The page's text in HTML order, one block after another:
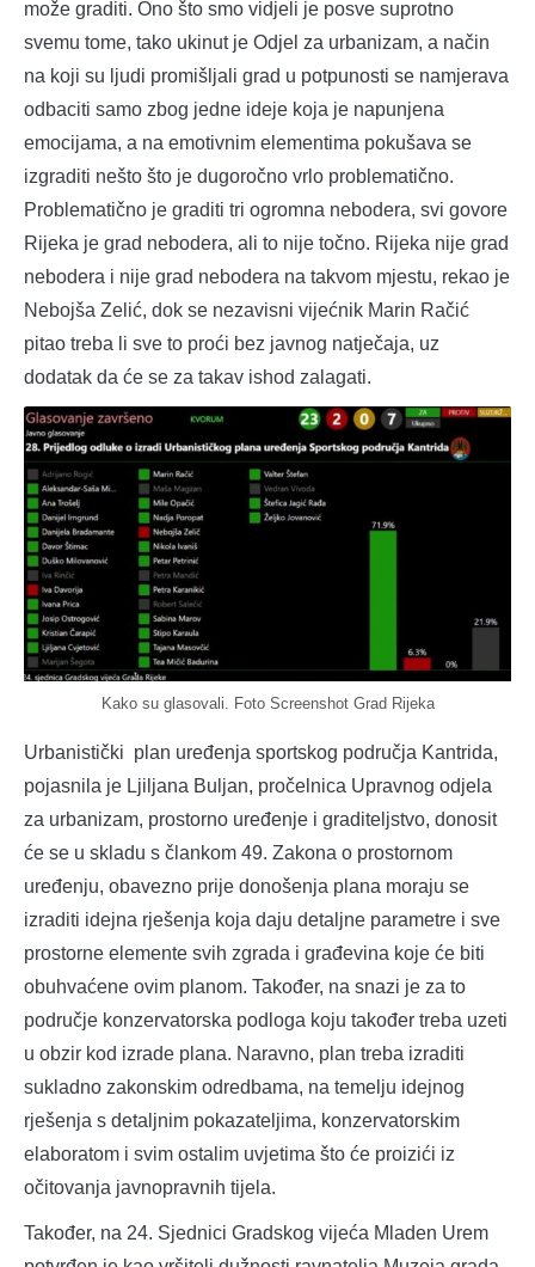
može graditi. Ono što smo vidjeli je posve suprotno
svemu tome, tako ukinut je Odjel za urbanizam, a način
na koji su ljudi promišljali grad u potpunosti se namjerava
odbaciti samo zbog jedne ideje koja je napunjena
emocijama, a na emotivnim elementima pokušava se
izgraditi nešto što je dugoročno vrlo problematično.
Problematično je graditi tri ogromna nebodera, svi govore
Rijeka je grad nebodera, ali to nije točno. Rijeka nije grad
nebodera i nije grad nebodera na takvom mjestu, rekao je
Nebojša Zelić, dok se nezavisni vijećnik Marin Račić
pitao treba li sve to proći bez javnog natječaja, uz
dodatak da će se za takav ishod zalagati.
Kako su glasovali. Foto Screenshot Grad Rijeka
Urbanistički plan uređenja sportskog područja Kantrida,
pojasnila je Ljiljana Buljan, pročelnica Upravnog odjela
za urbanizam, prostorno uređenje i graditeljstvo, donosit
će se u skladu s člankom 49. Zakona o prostornom
uređenju, obavezno prije donošenja plana moraju se
izraditi idejna rješenja koja daju detaljne parametre i sve
prostorne elemente svih zgrada i građevina koje će biti
obuhvaćene ovim planom. Također, na snazi je za to
područje konzervatorska podloga koju također treba uzeti
u obzir kod izrade plana. Naravno, plan treba izraditi
sukladno zakonskim odredbama, na temelju idejnog
rješenja s detaljnim pokazateljima, konzervatorskim
elaboratom i svim ostalim uvjetima što će proizići iz
očitovanja javnopravnih tijela.
Također, na 24. Sjednici Gradskog vijeća Mladen Urem